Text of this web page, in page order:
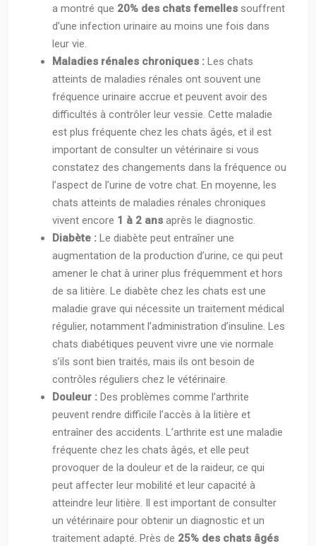
a montré que 20% des chats femelles souffrent
d’une infection urinaire au moins une fois dans
leur vie.
Maladies rénales chroniques : Les chats
atteints de maladies rénales ont souvent une
fréquence urinaire accrue et peuvent avoir des
difficultés à contrôler leur vessie. Cette maladie
est plus fréquente chez les chats âgés, et il est
important de consulter un vétérinaire si vous
constatez des changements dans la fréquence ou
l’aspect de l’urine de votre chat. En moyenne, les
chats atteints de maladies rénales chroniques
vivent encore 1 à 2 ans après le diagnostic.
Diabète : Le diabète peut entraîner une
augmentation de la production d’urine, ce qui peut
amener le chat à uriner plus fréquemment et hors
de sa litière. Le diabète chez les chats est une
maladie grave qui nécessite un traitement médical
régulier, notamment l’administration d’insuline. Les
chats diabétiques peuvent vivre une vie normale
s’ils sont bien traités, mais ils ont besoin de
contrôles réguliers chez le vétérinaire.
Douleur : Des problèmes comme l’arthrite
peuvent rendre difficile l’accès à la litière et
entraîner des accidents. L’arthrite est une maladie
fréquente chez les chats âgés, et elle peut
provoquer de la douleur et de la raideur, ce qui
peut affecter leur mobilité et leur capacité à
atteindre leur litière. Il est important de consulter
un vétérinaire pour obtenir un diagnostic et un
traitement adapté. Près de 25% des chats âgés